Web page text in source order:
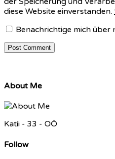
diese Website einverstanden.
Benachrichtige mich über
About Me
Katii - 33 - OÖ
Follow